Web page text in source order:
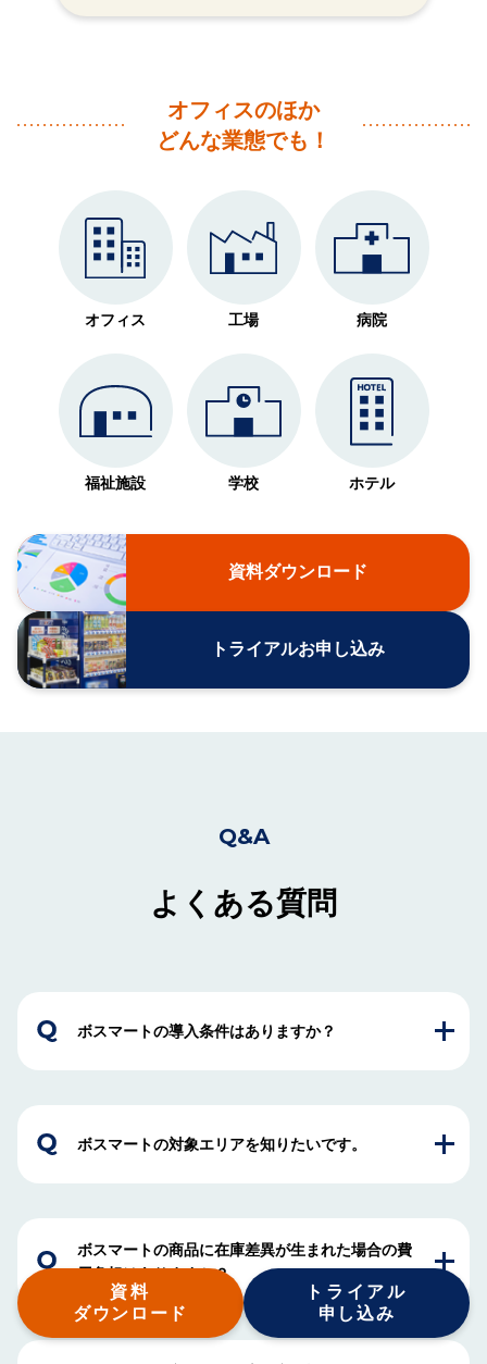
資料
ダウンロード
トライアル
申し込み
オフィスのほか
どんな業態でも！
オフィス 工場 病院
福祉施設 学校 ホテル
資料ダウンロード
トライアルお申し込み
Q&A
よくある質問
ボスマートの導入条件はありますか？
ボスマートの対象エリアを知りたいです。
ボスマートの商品に在庫差異が生まれた場合の費
用負担はありますか？